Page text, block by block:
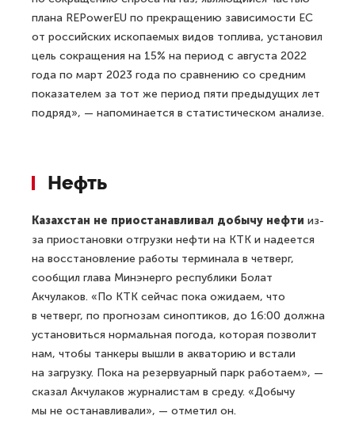
плана REPowerEU по прекращению зависимости ЕС
от российских ископаемых видов топлива, установил
цель сокращения на 15% на период с августа 2022
года по март 2023 года по сравнению со средним
показателем за тот же период пяти предыдущих лет
подряд», — напоминается в статистическом анализе.
Нефть
Казахстан не приостанавливал добычу нефти из-
за приостановки отгрузки нефти на КТК и надеется
на восстановление работы терминала в четверг,
сообщил глава Минэнерго республики Болат
Акчулаков. «По КТК сейчас пока ожидаем, что
в четверг, по прогнозам синоптиков, до 16:00 должна
установиться нормальная погода, которая позволит
нам, чтобы танкеры вышли в акваторию и встали
на загрузку. Пока на резервуарный парк работаем», —
сказал Акчулаков журналистам в среду. «Добычу
мы не останавливали», — отметил он.